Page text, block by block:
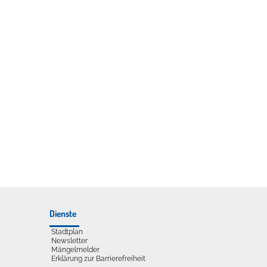
Dienste
Stadtplan
Newsletter
Mängelmelder
Erklärung zur Barrierefreiheit